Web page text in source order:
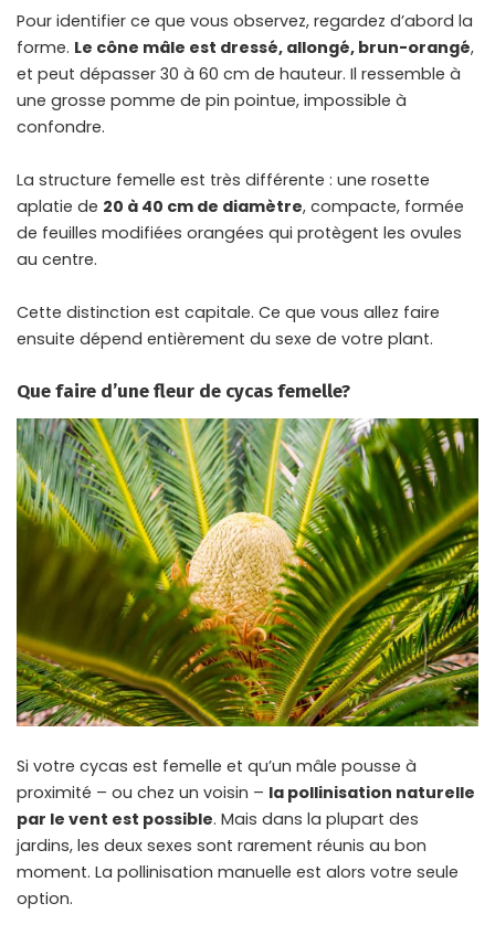
Pour identifier ce que vous observez, regardez d’abord la
forme. Le cône mâle est dressé, allongé, brun-orangé,
et peut dépasser 30 à 60 cm de hauteur. Il ressemble à
une grosse pomme de pin pointue, impossible à
confondre.
La structure femelle est très différente : une rosette
aplatie de 20 à 40 cm de diamètre, compacte, formée
de feuilles modifiées orangées qui protègent les ovules
au centre.
Cette distinction est capitale. Ce que vous allez faire
ensuite dépend entièrement du sexe de votre plant.
Que faire d’une fleur de cycas femelle?
Si votre cycas est femelle et qu’un mâle pousse à
proximité – ou chez un voisin – la pollinisation naturelle
par le vent est possible. Mais dans la plupart des
jardins, les deux sexes sont rarement réunis au bon
moment. La pollinisation manuelle est alors votre seule
option.